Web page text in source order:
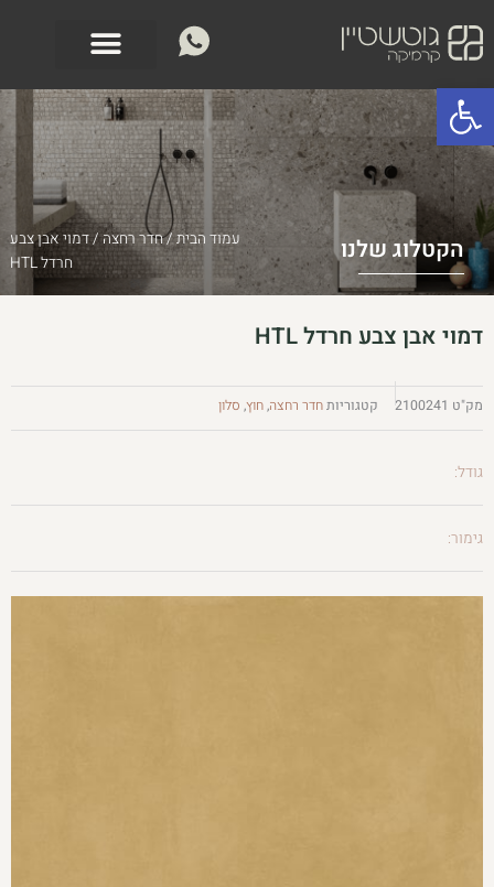
פתח סרגל נגישות
לתוכן
הקטלוג שלנו עמוד הבית/חדר רחצה/ דמוי אבן צבע
חרדל HTL
דמוי אבן צבע חרדל HTL
מק"ט 2100241 קטגוריותחדר רחצה,חוץ, סלון
גודל:
גימור: